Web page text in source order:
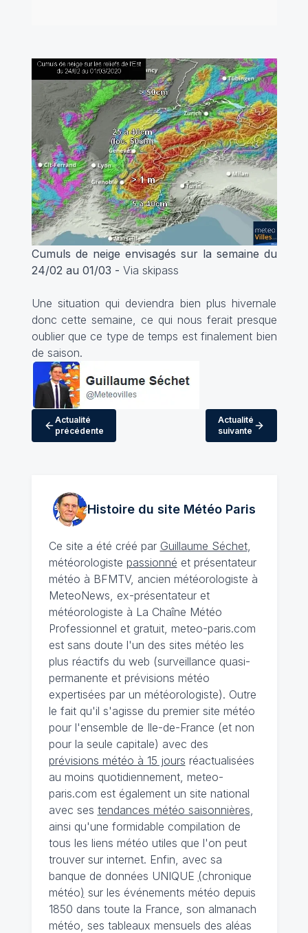
Cumuls de neige envisagés sur la semaine du
24/02 au 01/03 - Via skipass
Une situation qui deviendra bien plus hivernale
donc cette semaine, ce qui nous ferait presque
oublier que ce type de temps est finalement bien
de saison.
Actualité
précédente
Actualité
suivante
Histoire du site MétéoParis
Ce site a été créé par Guillaume Séchet,
météorologiste passionné et présentateur
météo à BFMTV, ancien météorologiste à
MeteoNews, ex-présentateur et
météorologiste à La Chaîne Météo
Professionnel et gratuit, meteo-paris.com
est sans doute l'un des sites météo les
plus réactifs du web (surveillance quasi-
permanente et prévisions météo
expertisées par un météorologiste). Outre
le fait qu'il s'agisse du premier site météo
pour l'ensemble de Ile-de-France (et non
pour la seule capitale) avec des
prévisions météo à 15 jours réactualisées
au moins quotidiennement, meteo-
paris.com est également un site national
avec ses tendances météo saisonnières,
ainsi qu'une formidable compilation de
tous les liens météo utiles que l'on peut
trouver sur internet. Enfin, avec sa
banque de données UNIQUE (chronique
météo) sur les événements météo depuis
1850 dans toute la France, son almanach
météo, ses tableaux mensuels des aléas